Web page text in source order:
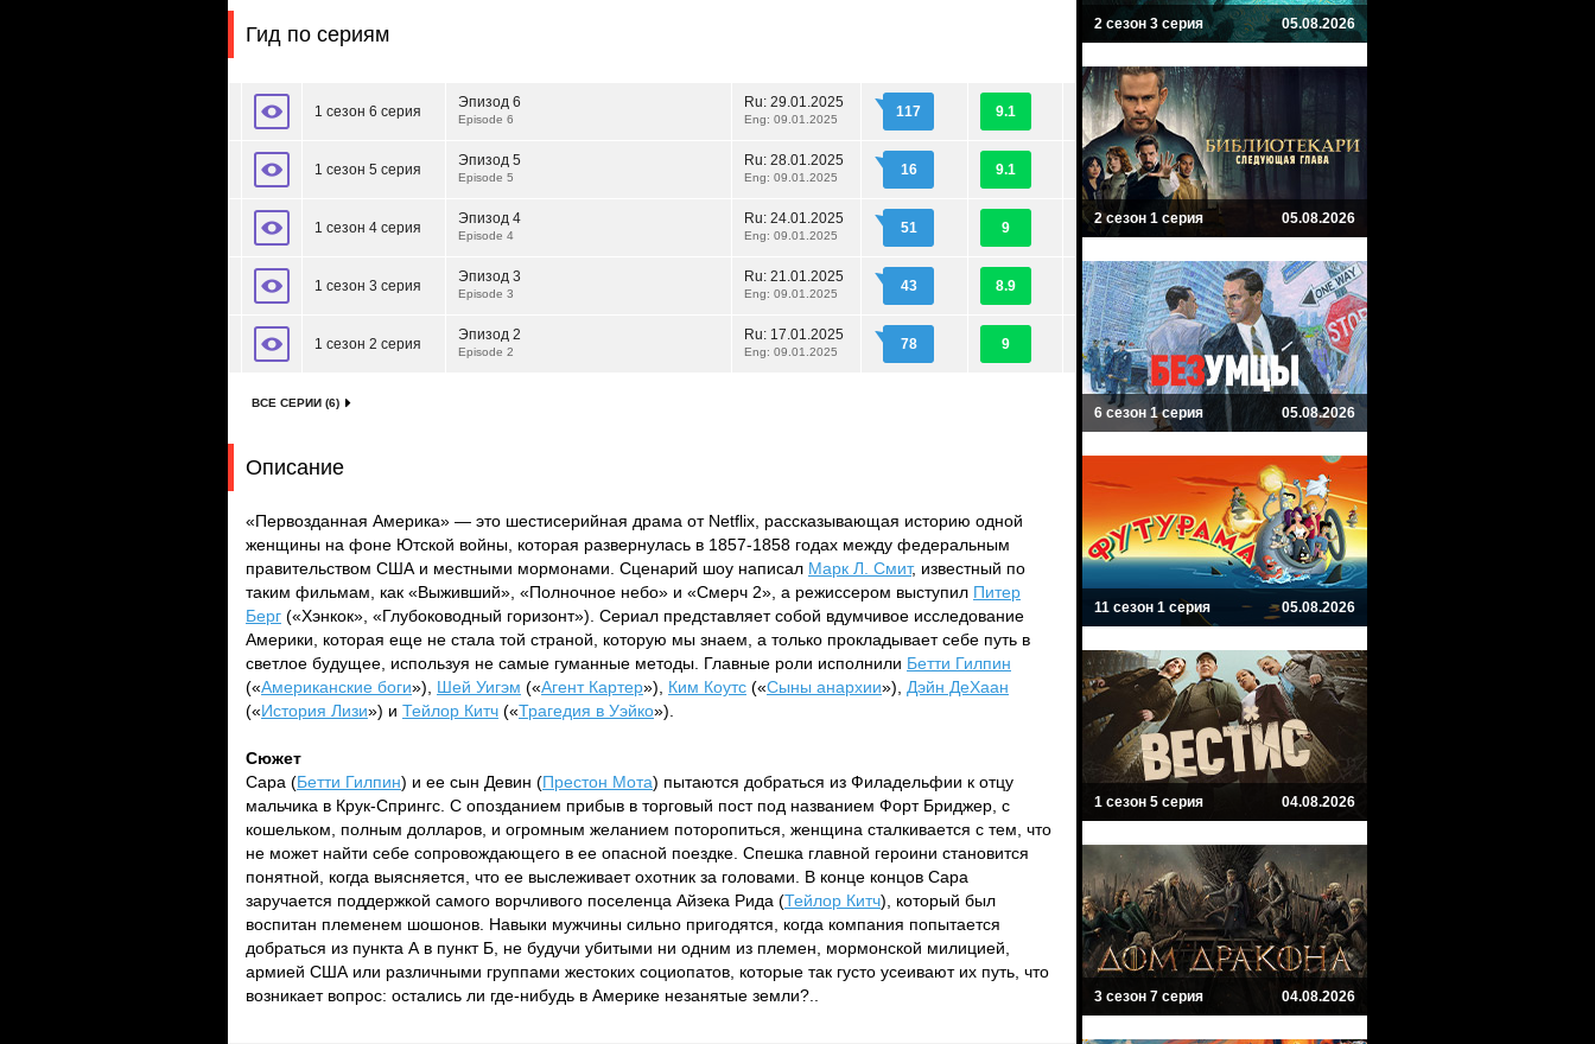
Гид по сериям
1 сезон 6 серия
Эпизод 6
Episode 6
Ru: 29.01.2025
Eng: 09.01.2025 117 9.1
1 сезон 5 серия
Эпизод 5
Episode 5
Ru: 28.01.2025
Eng: 09.01.2025 16 9.1
1 сезон 4 серия
Эпизод 4
Episode 4
Ru: 24.01.2025
Eng: 09.01.2025 51 9
1 сезон 3 серия
Эпизод 3
Episode 3
Ru: 21.01.2025
Eng: 09.01.2025 43 8.9
1 сезон 2 серия
Эпизод 2
Episode 2
Ru: 17.01.2025
Eng: 09.01.2025 78 9
ВСЕ СЕРИИ (6)
Описание
«Первозданная Америка» — это шестисерийная драма от Netflix, рассказывающая историю одной
женщины на фоне Ютской войны, которая развернулась в 1857-1858 годах между федеральным
правительством США и местными мормонами. Сценарий шоу написал Марк Л. Смит, известный по
таким фильмам, как «Выживший», «Полночное небо» и «Смерч 2», а режиссером выступил Питер
Берг («Хэнкок», «Глубоководный горизонт»). Сериал представляет собой вдумчивое исследование
Америки, которая еще не стала той страной, которую мы знаем, а только прокладывает себе путь в
светлое будущее, используя не самые гуманные методы. Главные роли исполнили Бетти Гилпин
(«Американские боги»), Шей Уигэм («Агент Картер»), Ким Коутс («Сыны анархии»), Дэйн ДеХаан
(«История Лизи») и Тейлор Китч («Трагедия в Уэйко»).
Сюжет
Сара (Бетти Гилпин) и ее сын Девин (Престон Мота) пытаются добраться из Филадельфии к отцу
мальчика в Крук-Спрингс. С опозданием прибыв в торговый пост под названием Форт Бриджер, с
кошельком, полным долларов, и огромным желанием поторопиться, женщина сталкивается с тем, что
не может найти себе сопровождающего в ее опасной поездке. Спешка главной героини становится
понятной, когда выясняется, что ее выслеживает охотник за головами. В конце концов Сара
заручается поддержкой самого ворчливого поселенца Айзека Рида (Тейлор Китч), который был
воспитан племенем шошонов. Навыки мужчины сильно пригодятся, когда компания попытается
добраться из пункта А в пункт Б, не будучи убитыми ни одним из племен, мормонской милицией,
армией США или различными группами жестоких социопатов, которые так густо усеивают их путь, что
возникает вопрос: остались ли где-нибудь в Америке незанятые земли?..
2 сезон 3 серия 05.08.2026
2 сезон 1 серия 05.08.2026
6 сезон 1 серия 05.08.2026
11 сезон 1 серия 05.08.2026
1 сезон 5 серия 04.08.2026
3 сезон 7 серия 04.08.2026